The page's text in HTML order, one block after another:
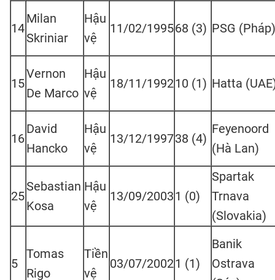
14
Milan
Skriniar
Hậu
vệ
11/02/199568 (3) PSG (Pháp)
15
Vernon
De Marco
Hậu
vệ
18/11/199210 (1) Hatta
16
David
Hancko
Hậu
vệ
13/12/199738 (4)
Feyenoord
(Hà Lan)
25
Sebastian
Kosa
Hậu
vệ
13/09/20031 (0)
Spartak
Trnava
(Slovakia)
5
Tomas
Rigo
Tiền
vệ
03/07/20021 (1)
Banik
Ostrava